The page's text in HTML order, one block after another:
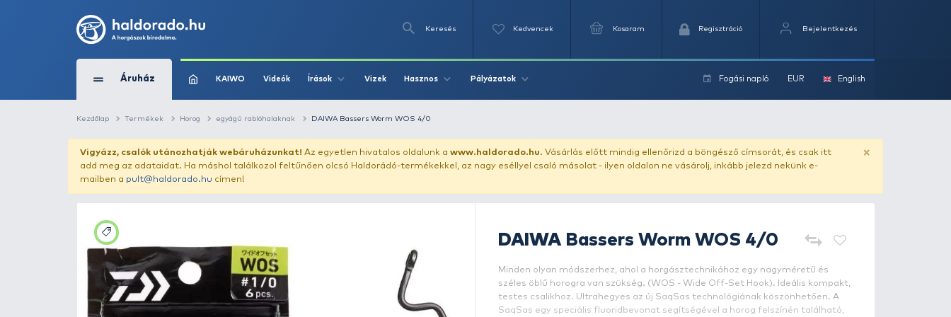
Kedvencek Kosaram
Áruház KAIWO Videók Írások Vizek Hasznos Pályázatok Fogási
Kezdőlap Termékek Horog egyágú rablóhalaknak DAIWA Bassers Worm WOS 4/0
. Vásárlás előtt mindig ellenőrizd a böngésző
mailben a
DAIWA Bassers Worm WOS